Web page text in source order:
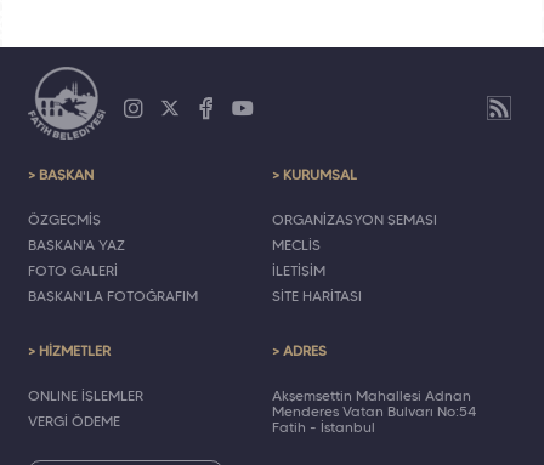
> BAŞKAN
ÖZGEÇMİŞ
BAŞKAN'A YAZ
FOTO GALERİ
BAŞKAN'LA FOTOĞRAFIM
> KURUMSAL
ORGANİZASYON ŞEMASI
MECLİS
İLETİŞİM
SİTE HARİTASI
> HİZMETLER
ONLINE İŞLEMLER
VERGİ ÖDEME
> ADRES
Akşemsettin Mahallesi Adnan
Menderes Vatan Bulvarı No:54
Fatih - İstanbul